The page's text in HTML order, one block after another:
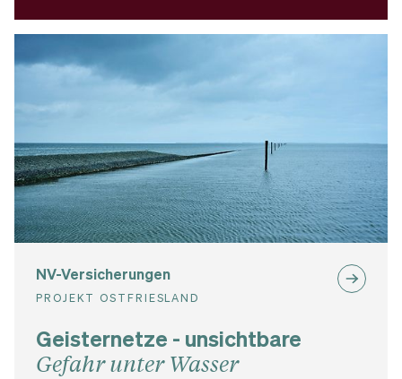
NV-Versicherungen
PROJEKT OSTFRIESLAND
Geisternetze - unsichtbare
Gefahr unter Wasser